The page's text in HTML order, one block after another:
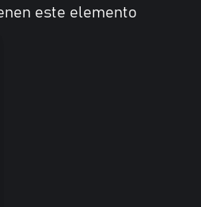
este elemento